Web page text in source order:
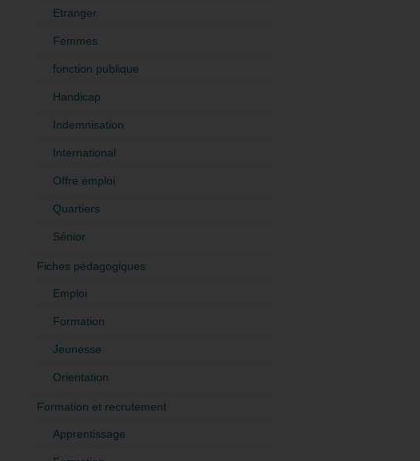
Etranger
Femmes
fonction publique
Handicap
Indemnisation
International
Offre emploi
Quartiers
Sénior
Fiches pédagogiques
Emploi
Formation
Jeunesse
Orientation
Formation et recrutement
Apprentissage